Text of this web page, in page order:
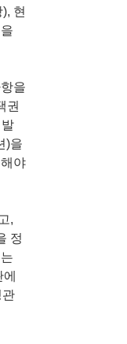
현
을
권
)을
야
,
정
관